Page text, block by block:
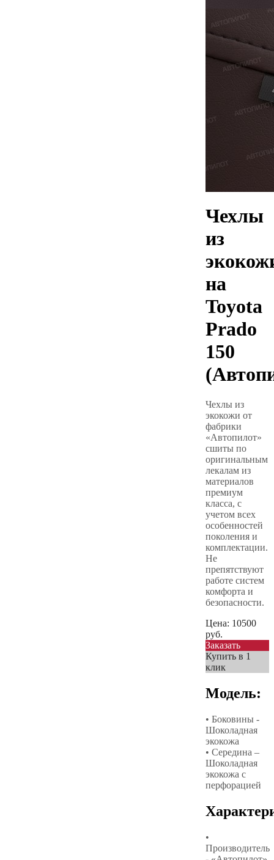
Чехлы
из
на
Toyota
Prado
150
Чехлы из
экокожи от
фабрики
«Автопилот»
сшиты по
оригинальным
лекалам из
материалов
премиум
класса, с
учетом всех
особенностей
поколения и
комплектации.
Не
препятствуют
работе систем
комфорта и
безопасности.
Цена: 10500
руб.
Заказать
Купить в 1
клик
Модель:
• Боковины -
Шоколадная
экокожа
• Середина –
Шоколадная
экокожа с
перфорацией
•
Производитель